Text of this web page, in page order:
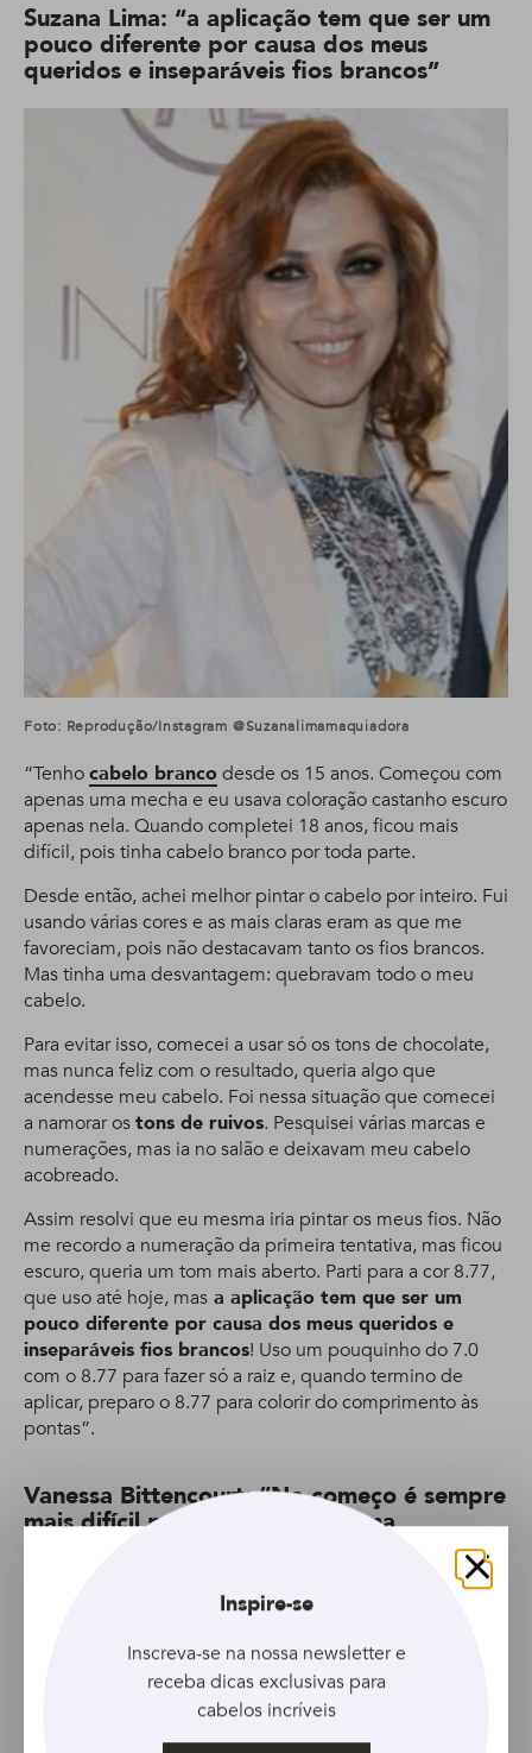
Suzana Lima: “a aplicação tem que ser um
pouco diferente por causa dos meus
queridos e inseparáveis fios brancos”
Foto: Reprodução/Instagram @suzanalimamaquiadora
“Tenhocabelo branco desde os 15 anos. Começou com
apenas uma mecha e eu usava coloração castanho escuro
apenas nela. Quando completei 18 anos, ficou mais
difícil, pois tinha cabelo branco por toda parte.
Desde então, achei melhor pintar o cabelo por inteiro. Fui
usando várias cores e as mais claras eram as que me
favoreciam, pois não destacavam tanto os fios brancos.
Mas tinha uma desvantagem: quebravam todo o meu
cabelo.
Para evitar isso, comecei a usar só os tons de chocolate,
mas nunca feliz com o resultado, queria algo que
acendesse meu cabelo. Foi nessa situação que comecei
a namorar ostons de ruivos. Pesquisei várias marcas e
numerações, mas ia no salão e deixavam meu cabelo
acobreado.
Assim resolvi que eu mesma iria pintar os meus fios. Não
me recordo a numeração da primeira tentativa, mas ficou
escuro, queria um tom mais aberto. Parti para a cor 8.77,
que uso até hoje, mas a aplicação tem que ser um
pouco diferente por causa dos meus queridos e
inseparáveis fios brancos! Uso um pouquinho do 7.0
com o 8.77 para fazer só a raiz e, quando termino de
aplicar, preparo o 8.77 para colorir do comprimento às
pontas”.
Vanessa Bittencourt: “No começo é sempre
mais difícil porque a tinta dá uma
Fechar
Inspire-se
Inscreva-se na nossa newsletter e
receba dicas exclusivas para
cabelos incríveis